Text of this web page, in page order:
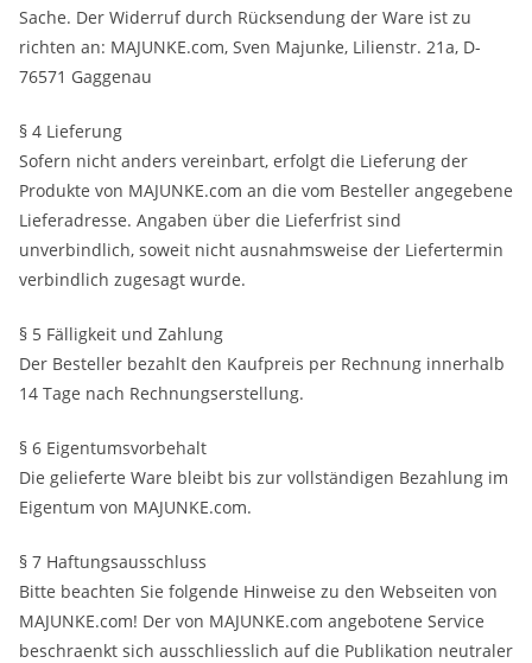
Sache. Der Widerruf durch Rücksendung der Ware ist zu
richten an: MAJUNKE.com, Sven Majunke, Lilienstr. 21a, D-
76571 Gaggenau
§ 4 Lieferung
Sofern nicht anders vereinbart, erfolgt die Lieferung der
Produkte von MAJUNKE.com an die vom Besteller angegebene
Lieferadresse. Angaben über die Lieferfrist sind
unverbindlich, soweit nicht ausnahmsweise der Liefertermin
verbindlich zugesagt wurde.
§ 5 Fälligkeit und Zahlung
Der Besteller bezahlt den Kaufpreis per Rechnung innerhalb
14 Tage nach Rechnungserstellung.
§ 6 Eigentumsvorbehalt
Die gelieferte Ware bleibt bis zur vollständigen Bezahlung im
Eigentum von MAJUNKE.com.
§ 7 Haftungsausschluss
Bitte beachten Sie folgende Hinweise zu den Webseiten von
MAJUNKE.com! Der von MAJUNKE.com angebotene Service
beschraenkt sich ausschliesslich auf die Publikation neutraler